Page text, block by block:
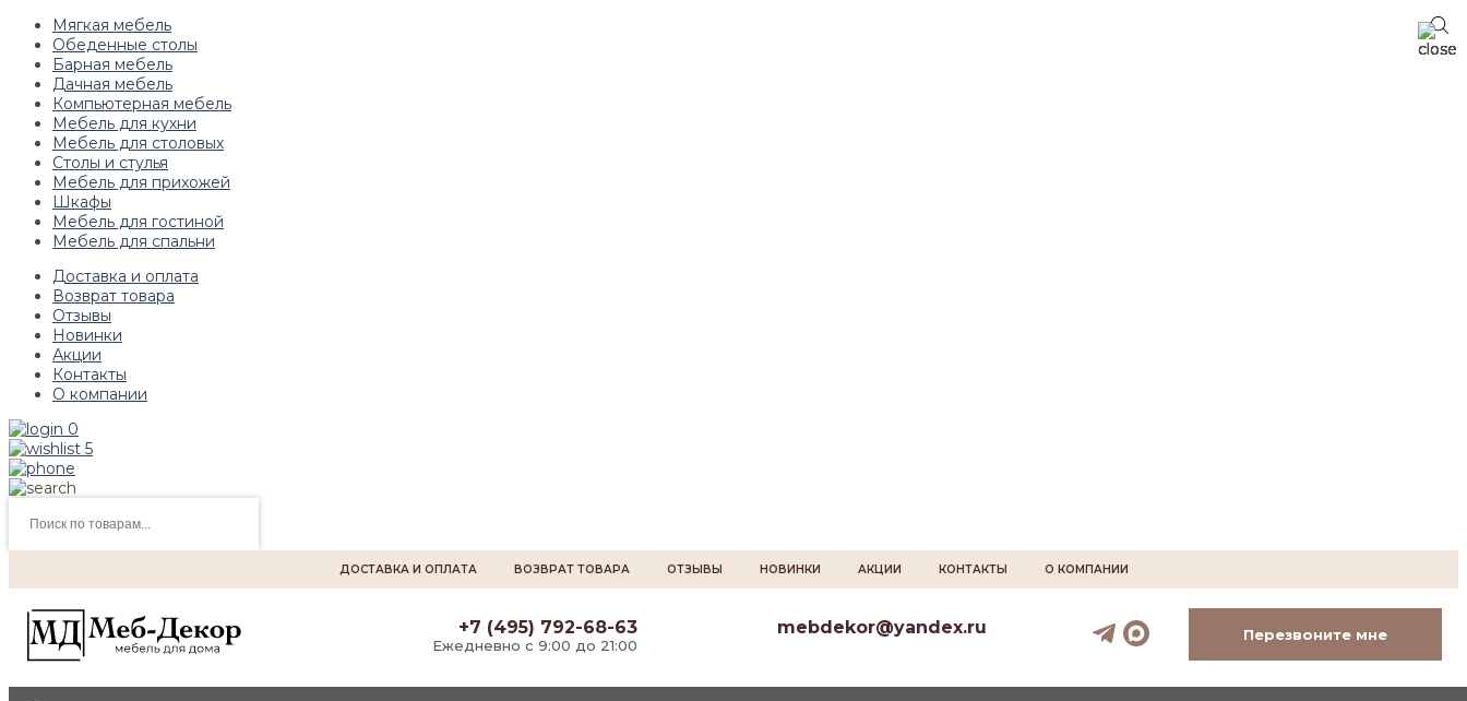
Мягкая мебель
Обеденные столы
Барная мебель
Дачная мебель
Компьютерная мебель
Мебель для кухни
Мебель для столовых
Столы и стулья
Мебель для прихожей
Шкафы
Мебель для гостиной
Мебель для спальни
Доставка и оплата
Возврат товара
Отзывы
Новинки
Акции
Контакты
О компании
0
5
товаров
ДОСТАВКА И ОПЛАТА ВОЗВРАТ ТОВАРА ОТЗЫВЫ НОВИНКИ АКЦИИ КОНТАКТЫ О КОМПАНИИ
+7 (495) 792-68-63
Ежедневно с 9:00 до 21:00
mebdekor@yandex.ru Перезвоните мне